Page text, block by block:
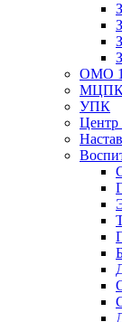
ОМО
УПК
Центр